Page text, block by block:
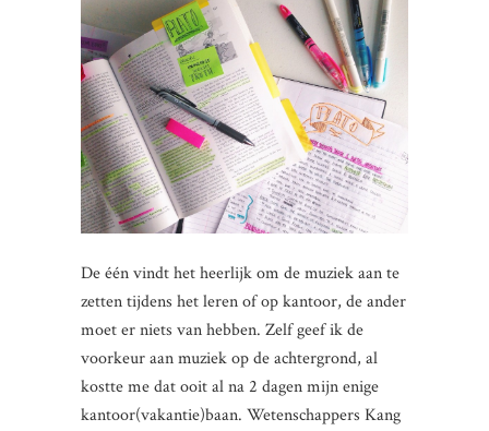
De één vindt het heerlijk om de muziek aan te
zetten tijdens het leren of op kantoor, de ander
moet er niets van hebben. Zelf geef ik de
voorkeur aan muziek op de achtergrond, al
kostte me dat ooit al na 2 dagen mijn enige
kantoor(vakantie)baan. Wetenschappers Kang